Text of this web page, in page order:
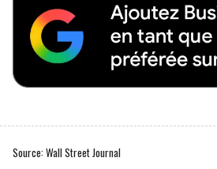
Source: Wall Street Journal